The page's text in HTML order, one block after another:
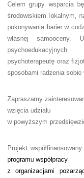
Celem grupy wsparcia
środowiskiem lokalnym,
pokonywania barier w
własnej samooceny.
psychoterapeutę oraz
sposobami radzenia
Zapraszamy
wzięcia udziału
w powyższym
Projekt
programu współpracy
z organizacjami